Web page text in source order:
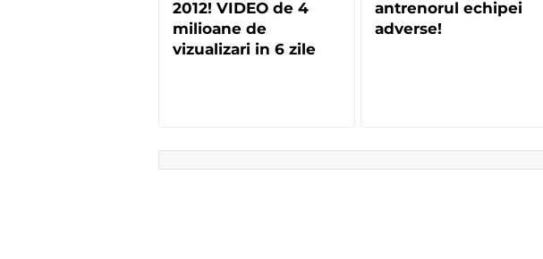
2012! VIDEO de 4
milioane de
vizualizari in 6 zile
antrenorul echipei
adverse!